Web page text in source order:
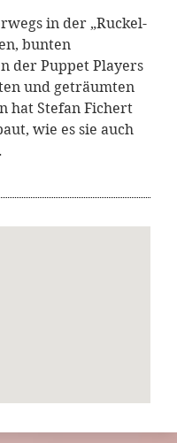
in der „Ruckel-
bunten
der Puppet Players
und geträumten
hat Stefan Fichert
wie es sie auch